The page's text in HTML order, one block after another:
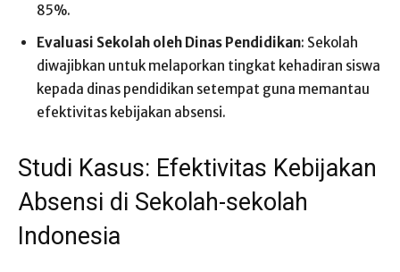
85%.
Evaluasi Sekolah oleh Dinas Pendidikan: Sekolah
diwajibkan untuk melaporkan tingkat kehadiran siswa
kepada dinas pendidikan setempat guna memantau
efektivitas kebijakan absensi.
Studi Kasus: Efektivitas Kebijakan
Absensi di Sekolah-sekolah
Indonesia